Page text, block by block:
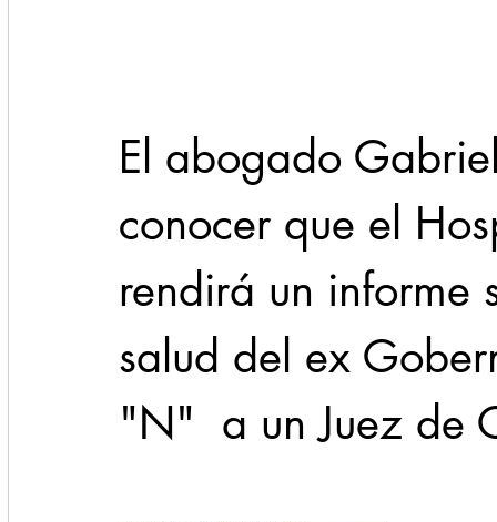
El abogado
conocer que el
rendirá un informe
salud del ex
"N"  a un Juez de